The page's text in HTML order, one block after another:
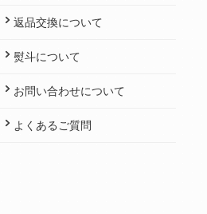
返品交換について
熨斗について
お問い合わせについて
よくあるご質問